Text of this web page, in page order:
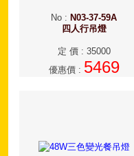
No : N03-37-59A
四人行吊燈
定 價: 35000
優惠價: 5469